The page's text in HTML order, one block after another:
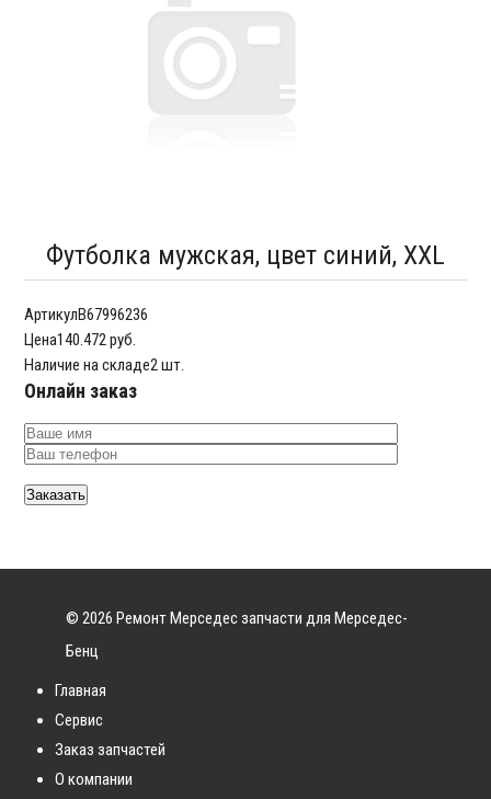
Футболка мужская, цвет синий, XXL
АртикулB67996236
Цена140.472 руб.
Наличие на складе2 шт.
Онлайн заказ
© 2026 Ремонт Мерседес запчасти для Мерседес-
Бенц
Главная
Сервис
Заказ запчастей
О компании